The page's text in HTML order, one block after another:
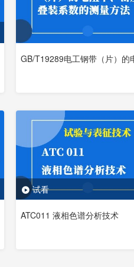
试看
ATC011 液相色谱分析技术